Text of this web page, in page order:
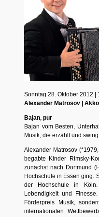
Sonntag 28. Oktober 2012 |
Alexander Matrosov |
Bajan, pur
Bajan vom Besten,
Musik, die erzählt und
Alexander Matrosov
begabte Kinder Rimsky-
zunächst nach Dortmund
Hochschule in Essen ging.
der Hochschule in
Lebendigkeit und
Förderpreis Musik,
internationalen